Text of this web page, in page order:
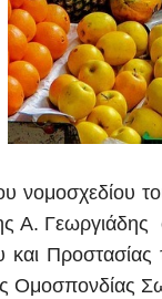
νομοσχεδίου
Α.
και